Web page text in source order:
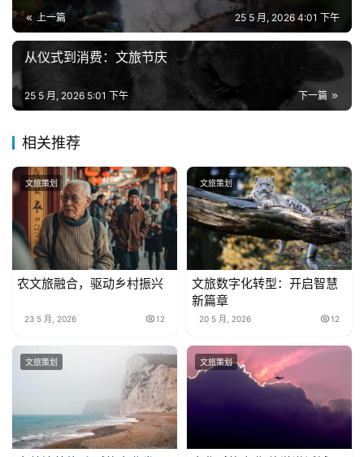
上一篇 25 5 月, 2026 4:01 下午
从仪式到消费：文旅节庆
下一篇
25 5 月, 2026 5:01 下午
相关推荐
文旅策划
农文旅融合，驱动乡村振兴
23 5 月, 2026 12
文旅策划
文旅数字化转型：开启智慧
新篇章
20 5 月, 2026 12
文旅策划 文旅策划